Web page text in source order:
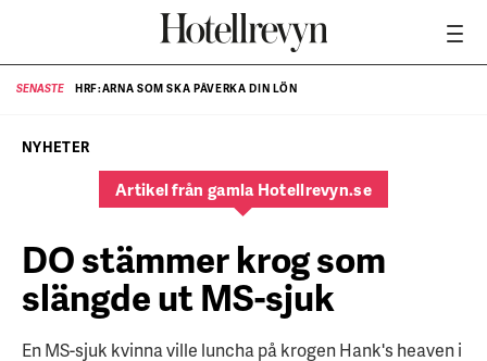
SENASTE HRF:ARNA SOM SKA PÅVERKA DIN LÖN
NYHETER
Artikel från gamla Hotellrevyn.se
DO stämmer krog som
slängde ut MS-sjuk
En MS-sjuk kvinna ville luncha på krogen Hank's heaven i